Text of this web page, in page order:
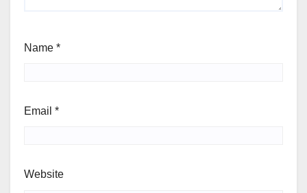
Name *
Email *
Website